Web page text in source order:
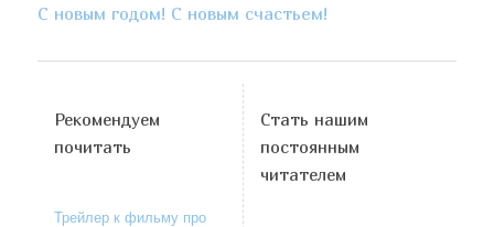
С новым годом! С новым счастьем!
Рекомендуем
почитать
Трейлер к фильму про
Стать нашим
постоянным
читателем